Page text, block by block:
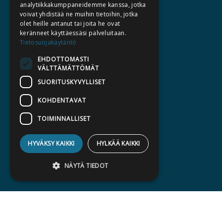
TEKIJÄT
KATALOGIT
AJANKOHTAISTA
HALUATKO KIRJAILIJAKSI
LASKUTUSOSOITTEET
SILTALA.FI
E-JA ÄÄNIKIRJAT
ENNAKKOTILATTAVAT
analytiikkakumppaneidemme kanssa, jotka
voivat yhdistää ne muihin tietoihin, jotka
olet heille antanut tai joita he ovat
keränneet käyttäessäsi palveluitaan.
Tietosuojakäytäntö
EHDOTTOMASTI
VÄLTTÄMÄTTÖMÄT
SUORITUSKYVYLLISET
KOHDENTAVAT
TOIMINNALLISET
HYVÄKSY KAIKKI HYLKÄÄ KAIKKI
NÄYTÄ TIEDOT